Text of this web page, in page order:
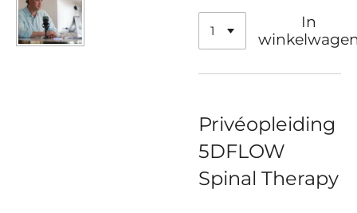
In
Privéopleiding
5DFLOW
Spinal Therapy